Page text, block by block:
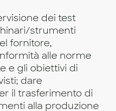
dei test
strumenti
fornitore,
alle norme
e gli obiettivi di
dare
il trasferimento di
alla produzione